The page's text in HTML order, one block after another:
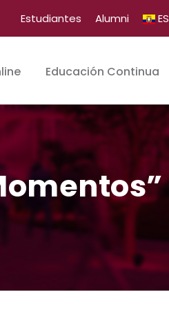
Estudiantes Alumni ES
Educación Continua